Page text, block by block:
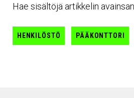
Hae sisältöjä artikkelin
HENKILÖSTÖ PÄÄKONTTORI